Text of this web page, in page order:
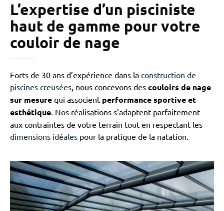
L’expertise d’un pisciniste
haut de gamme pour votre
couloir de nage
Forts de 30 ans d’expérience dans la construction de
piscines creusées, nous concevons des couloirs de nage
sur mesure qui associent performance sportive et
esthétique. Nos réalisations s’adaptent parfaitement
aux contraintes de votre terrain tout en respectant les
dimensions idéales pour la pratique de la natation.